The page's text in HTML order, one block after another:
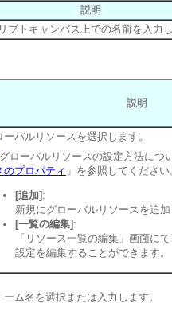
説明
プトキャンバス上での名前を入力
説明
ーバルリソースを選択します。
グローバルリソースの設定方法につ
のプロパティ 」を参照してください
[追加] :
新規にグローバルリソースを追
[一覧の編集] :
「リソース一覧の編集」画面に
設定を編集することができます。
ーム名を選択または入力します。